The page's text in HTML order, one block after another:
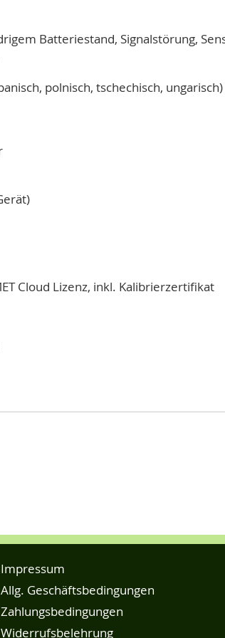
Batteriestand, Signalstörung,
polnisch, tschechisch, ungarisch)
Cloud Lizenz, inkl. Kalibrierzertifikat
Impressum
Allg. Geschäftsbedingungen
Zahlungsbedingungen
Widerrufsbelehrung